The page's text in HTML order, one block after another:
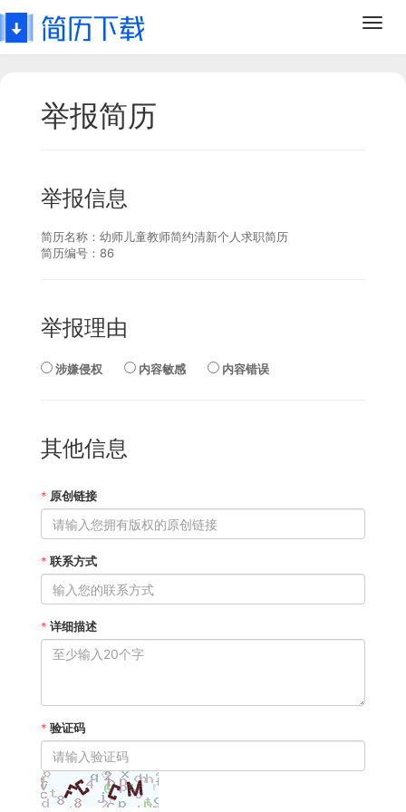
举报简历
举报信息
简历名称： 幼师儿童教师简约清新个人求职简历
简历编号： 86
举报理由
涉嫌侵权 内容敏感 内容错误
其他信息
* 原创链接
* 联系方式
* 详细描述
* 验证码